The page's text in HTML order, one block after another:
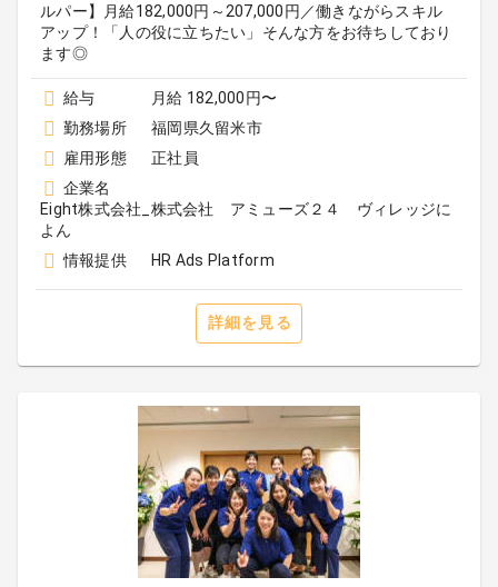
ルパー】月給182,000円～207,000円／働きながらスキル
アップ！「人の役に立ちたい」そんな方をお待ちしており
ます◎
給与
月給 182,000円〜
勤務場所
福岡県久留米市
雇用形態
正社員
企業名
Eight株式会社_株式会社 アミューズ２４ ヴィレッジに
よん
情報提供
HR Ads Platform
詳細を見る